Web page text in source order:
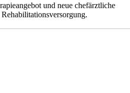
und neue chefärztliche